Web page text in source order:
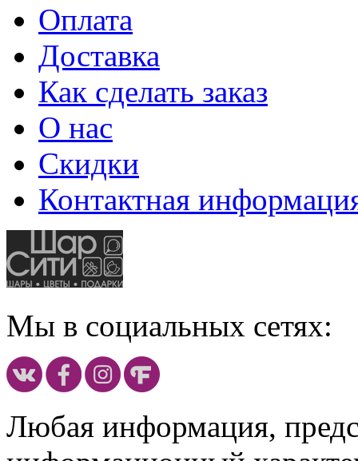
Оплата
Доставка
Как сделать заказ
О нас
Скидки
Контактная
Мы в социальных сетях:
Любая информация,